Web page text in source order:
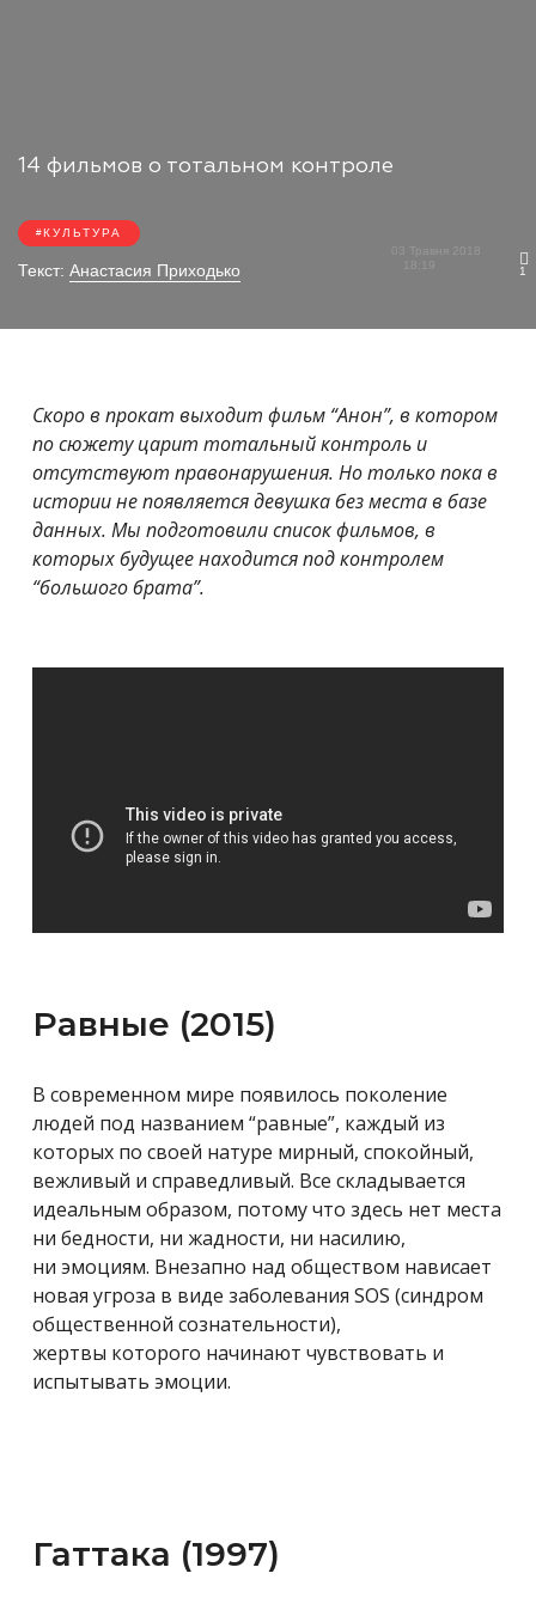
14 фильмов о тотальном контроле
КУЛЬТУРА
Текст: Анастасия Приходько
18:19
1
Скоро в прокат выходит фильм “Анон”, в котором
по сюжету царит тотальный контроль и
отсутствуют правонарушения. Но только пока в
истории не появляется девушка без места в базе
данных. Мы подготовили список фильмов, в
которых будущее находится под контролем
“большого брата”.
Равные (2015)
В современном мире появилось поколение
людей под названием “равные”, каждый из
которых по своей натуре мирный, спокойный,
вежливый и справедливый. Все складывается
идеальным образом, потому что здесь нет места
ни бедности, ни жадности, ни насилию,
ни эмоциям. Внезапно над обществом нависает
новая угроза в виде заболевания SOS (синдром
общественной сознательности),
жертвы которого начинают чувствовать и
испытывать эмоции.
Гаттака (1997)